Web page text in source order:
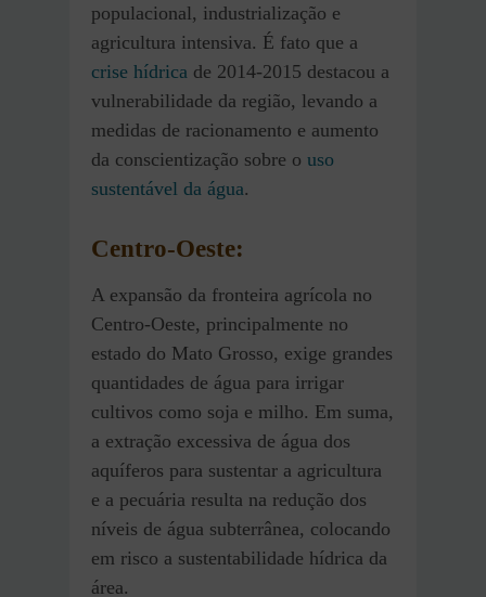
populacional, industrialização e
agricultura intensiva. É fato que a
crise hídrica de 2014-2015 destacou a
vulnerabilidade da região, levando a
medidas de racionamento e aumento
da conscientização sobre o uso
sustentável da água​.
Centro-Oeste:
A expansão da fronteira agrícola no
Centro-Oeste, principalmente no
estado do Mato Grosso, exige grandes
quantidades de água para irrigar
cultivos como soja e milho. Em suma,
a extração excessiva de água dos
aquíferos para sustentar a agricultura
e a pecuária resulta na redução dos
níveis de água subterrânea, colocando
em risco a sustentabilidade hídrica da
área.